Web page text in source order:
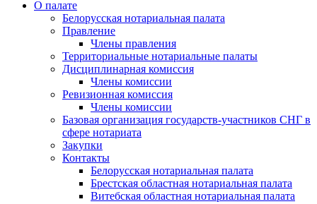
О палате
Белорусская нотариальная палата
Правление
Члены правления
Территориальные нотариальные палаты
Дисциплинарная комиссия
Члены комиссии
Ревизионная комиссия
Члены комиссии
Базовая организация государств-участников СНГ в
сфере нотариата
Закупки
Контакты
Белорусская нотариальная палата
Брестская областная нотариальная палата
Витебская областная нотариальная палата